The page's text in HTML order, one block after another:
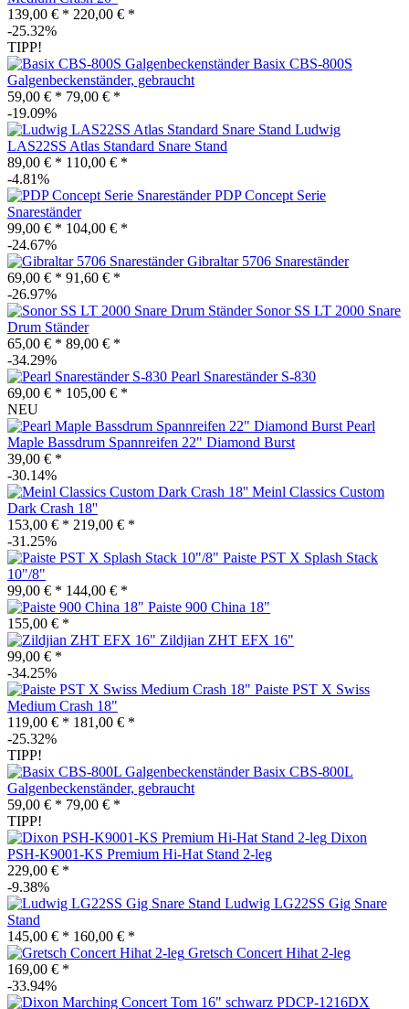
139,00 € * 220,00 € *
-25.32%
TIPP!
Basix CBS-800S
Galgenbeckenständer, gebraucht
59,00 € * 79,00 € *
-19.09%
Ludwig
LAS22SS Atlas Standard Snare Stand
89,00 € * 110,00 € *
-4.81%
PDP Concept Serie
Snareständer
99,00 € * 104,00 € *
-24.67%
Gibraltar 5706 Snareständer
69,00 € * 91,60 € *
-26.97%
Sonor SS LT 2000 Snare
Drum Ständer
65,00 € * 89,00 € *
-34.29%
Pearl Snareständer S-830
69,00 € * 105,00 € *
NEU
Pearl
Maple Bassdrum Spannreifen 22" Diamond Burst
39,00 € *
-30.14%
Meinl Classics Custom
Dark Crash 18''
153,00 € * 219,00 € *
-31.25%
Paiste PST X Splash Stack
10"/8"
99,00 € * 144,00 € *
Paiste 900 China 18"
155,00 € *
Zildjian ZHT EFX 16"
99,00 € *
-34.25%
Paiste PST X Swiss
Medium Crash 18"
119,00 € * 181,00 € *
-25.32%
TIPP!
Basix CBS-800L
Galgenbeckenständer, gebraucht
59,00 € * 79,00 € *
TIPP!
Dixon
PSH-K9001-KS Premium Hi-Hat Stand 2-leg
229,00 € *
-9.38%
Ludwig LG22SS Gig Snare
Stand
145,00 € * 160,00 € *
Gretsch Concert Hihat 2-leg
169,00 € *
-33.94%